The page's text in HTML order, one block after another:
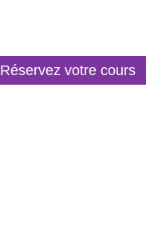
Réservez votre cours